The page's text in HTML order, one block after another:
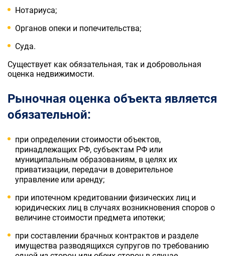
Нотариуса;
Органов опеки и попечительства;
Суда.
Существует как обязательная, так и добровольная
оценка недвижимости.
Рыночная оценка объекта является
обязательной:
при определении стоимости объектов,
принадлежащих РФ, субъектам РФ или
муниципальным образованиям, в целях их
приватизации, передачи в доверительное
управление или аренду;
при ипотечном кредитовании физических лиц и
юридических лиц в случаях возникновения споров о
величине стоимости предмета ипотеки;
при составлении брачных контрактов и разделе
имущества разводящихся супругов по требованию